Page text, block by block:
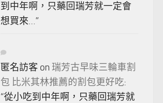
到中年啊，只藥回瑞芳就一定會
想買來…”
匿名訪客 on 瑞芳古早味三輪車割
包 比米其林推薦的割包更好吃:
“從小吃到中年啊，只藥回瑞芳就